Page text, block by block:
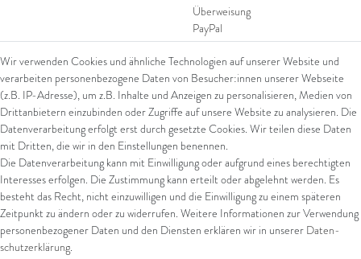
Überweisung
PayPal
SEPA Lastschrift
giropay
Kreditkarte
Versand
UPS
FedEx
Wir verwenden Cookies und ähnliche Technologien auf unserer Website und
verarbeiten personenbezogene Daten von Besucher:innen unserer Webseite
(z.B. IP-Adresse), um z.B. Inhalte und Anzeigen zu personalisieren, Medien von
Drittanbietern einzubinden oder Zugriffe auf unsere Website zu analysieren. Die
Datenverarbeitung erfolgt erst durch gesetzte Cookies. Wir teilen diese Daten
mit Dritten, die wir in den Einstellungen benennen.
Die Datenverarbeitung kann mit Einwilligung oder aufgrund eines berechtigten
Interesses erfolgen. Die Zustimmung kann erteilt oder abgelehnt werden. Es
besteht das Recht, nicht einzuwilligen und die Einwilligung zu einem späteren
Zeitpunkt zu ändern oder zu widerrufen. Weitere Informationen zur Verwendung
personenbezogener Daten und den Diensten erklären wir in unserer Daten­
schutz­erklärung.